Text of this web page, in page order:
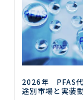
2026年 PFAS
途別市場と実装